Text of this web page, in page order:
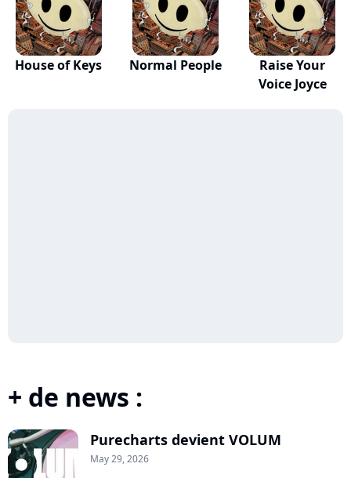
House of Keys Normal People
Raise Your
Voice Joyce
+ de news :
Purecharts devient VOLUM
May 29, 2026